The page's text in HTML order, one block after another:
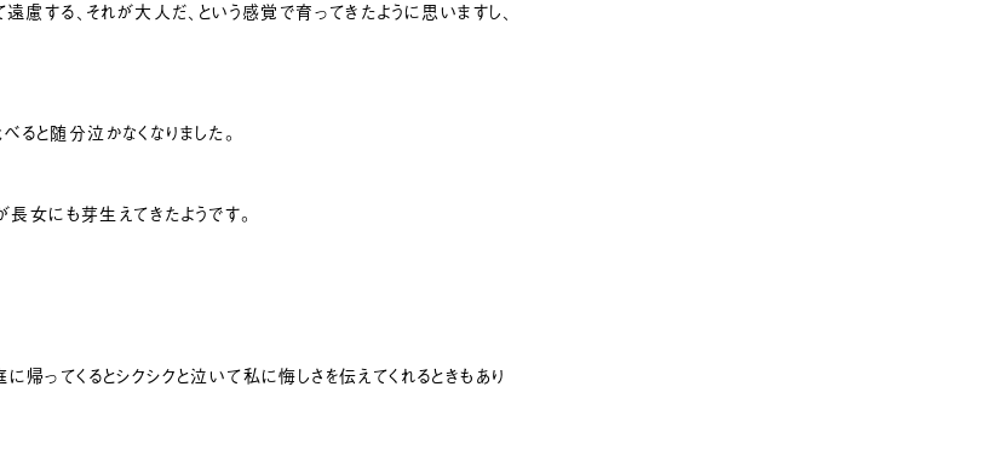
慮する、それが大人だ、という感覚で育ってきたように思いますし、
と随分泣かなくなりました。
長女にも芽生えてきたようです。
ってくるとシクシクと泣いて私に悔しさを伝えてくれるときもあり